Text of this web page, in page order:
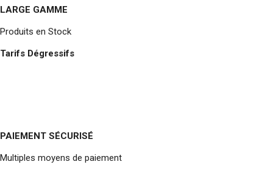
LARGE GAMME
Produits en Stock
Tarifs Dégressifs
PAIEMENT SÉCURISÉ
Multiples moyens de paiement